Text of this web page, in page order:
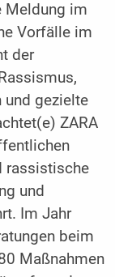
Meldung im
Vorfälle im
der
und gezielte
ZARA
rassistische
und
Im Jahr
beim
Maßnahmen